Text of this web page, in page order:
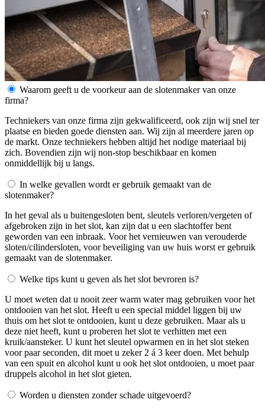
Waarom geeft u de voorkeur aan de slotenmaker van onze
firma?
Techniekers van onze firma zijn gekwalificeerd, ook zijn wij snel ter
plaatse en bieden goede diensten aan. Wij zijn al meerdere jaren op
de markt. Onze techniekers hebben altijd het nodige materiaal bij
zich. Bovendien zijn wij non-stop beschikbaar en komen
onmiddellijk bij u langs.
In welke gevallen wordt er gebruik gemaakt van de
slotenmaker?
In het geval als u buitengesloten bent, sleutels verloren/vergeten of
afgebroken zijn in het slot, kan zijn dat u een slachtoffer bent
geworden van een inbraak. Voor het vernieuwen van verouderde
sloten/cilindersloten, voor beveiliging van uw huis worst er gebruik
gemaakt van de slotenmaker.
Welke tips kunt u geven als het slot bevroren is?
U moet weten dat u nooit zeer warm water mag gebruiken voor het
ontdooien van het slot. Heeft u een special middel liggen bij uw
thuis om het slot te ontdooien, kunt u deze gebruiken. Maar als u
deze niet heeft, kunt u proberen het slot te verhitten met een
kruik/aansteker. U kunt het sleutel opwarmen en in het slot steken
voor paar seconden, dit moet u zeker 2 á 3 keer doen. Met behulp
van een spuit en alcohol kunt u ook het slot ontdooien, u moet paar
druppels alcohol in het slot gieten.
Worden u diensten zonder schade uitgevoerd?